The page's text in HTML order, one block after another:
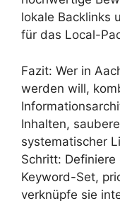
lokale Backlinks
für das Local-
Fazit: Wer in
werden will,
Inhalten,
systematischer
Schritt:
Keyword-Set,
verknüpfe sie